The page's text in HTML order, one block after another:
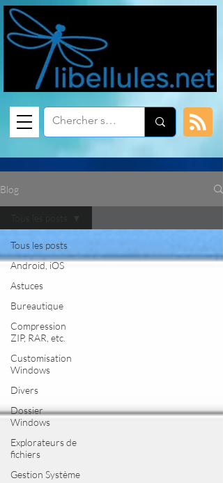
Blog
Tous les posts
Android, iOS
Astuces
Bureautique
Compression
ZIP, RAR, etc.
Customisation
Windows
Divers
Dossier
Windows
Explorateurs de
fichiers
Gestion Système